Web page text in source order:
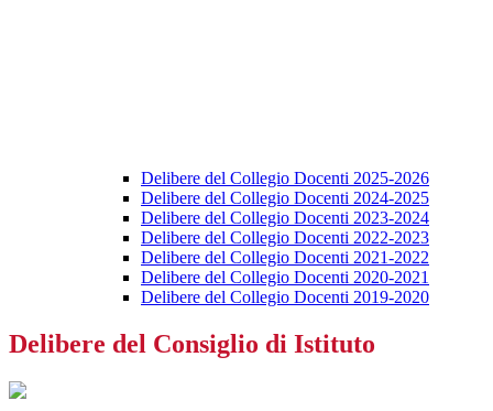
Delibere del Collegio Docenti 2025-2026
Delibere del Collegio Docenti 2024-2025
Delibere del Collegio Docenti 2023-2024
Delibere del Collegio Docenti 2022-2023
Delibere del Collegio Docenti 2021-2022
Delibere del Collegio Docenti 2020-2021
Delibere del Collegio Docenti 2019-2020
Delibere del Consiglio di Istituto